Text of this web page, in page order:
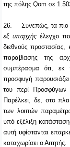
της πόλης Qom σε
26. Συνεπώς, τα
εξ υπαρχής έλεγχο
διεθνούς
παραβίασης της
συμπέρασμα ότι,
προσφυγή
του περί Προσφύγων
Παρέλκει, δε, στο
των λοιπών
υπό εξέλιξη
αυτή υφίστανται
καταχωρίσει ο Αιτητής.